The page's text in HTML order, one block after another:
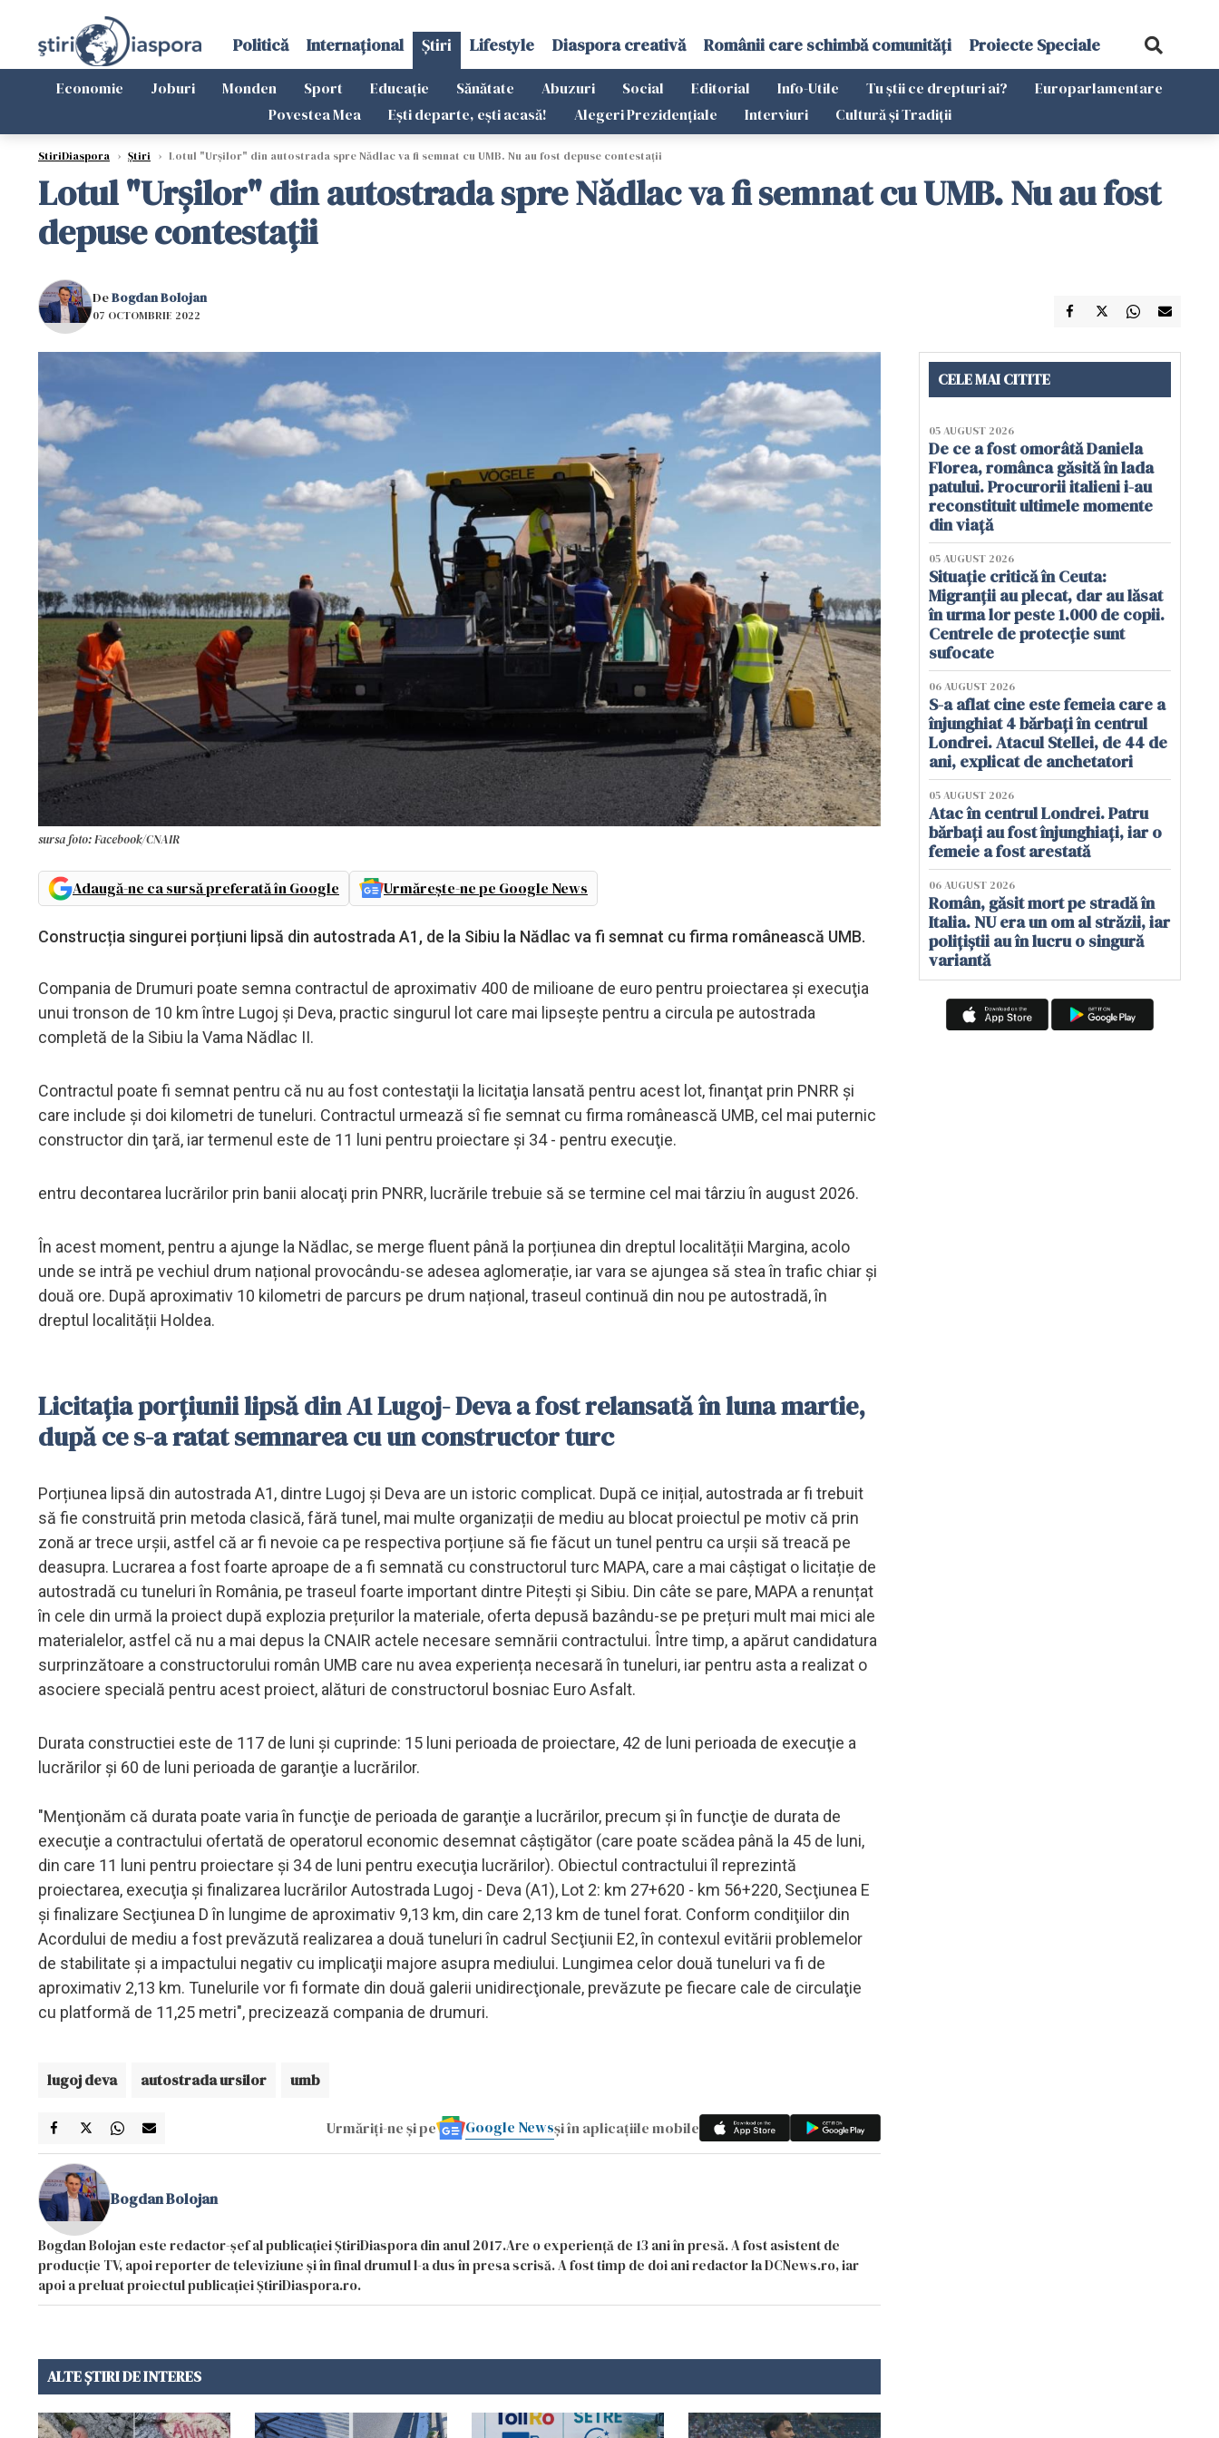
Politică Internațional Știri Lifestyle Diaspora creativă Românii care schimbă comunități Proiecte Speciale
Economie Joburi Monden Sport Educație Sănătate Abuzuri Social Editorial Info-Utile Tu știi ce drepturi ai?
Europarlamentare
Povestea Mea
Ești departe, ești acasă! Alegeri Prezidențiale Interviuri Cultură și Tradiții
StiriDiaspora › Știri › Lotul "Urșilor" din autostrada spre Nădlac va fi semnat cu UMB. Nu au fost depuse contestații
Lotul "Urșilor" din autostrada spre Nădlac va fi semnat cu UMB. Nu au fost
depuse contestații
DeBogdan Bolojan
07 OCTOMBRIE 2022
sursa foto: Facebook/CNAIR
Adaugă-ne ca sursă preferată în Google Urmărește-ne pe Google News
Construcția singurei porțiuni lipsă din autostrada A1, de la Sibiu la Nădlac va fi semnat cu firma românească UMB.
Compania de Drumuri poate semna contractul de aproximativ 400 de milioane de euro pentru proiectarea şi execuţia
unui tronson de 10 km între Lugoj şi Deva, practic singurul lot care mai lipseşte pentru a circula pe autostrada
completă de la Sibiu la Vama Nădlac II.
Contractul poate fi semnat pentru că nu au fost contestaţii la licitaţia lansată pentru acest lot, finanţat prin PNRR şi
care include şi doi kilometri de tuneluri. Contractul urmează sî fie semnat cu firma românească UMB, cel mai puternic
constructor din ţară, iar termenul este de 11 luni pentru proiectare şi 34 - pentru execuţie.
entru decontarea lucrărilor prin banii alocaţi prin PNRR, lucrările trebuie să se termine cel mai târziu în august 2026.
În acest moment, pentru a ajunge la Nădlac, se merge fluent până la porțiunea din dreptul localității Margina, acolo
unde se intră pe vechiul drum național provocându-se adesea aglomerație, iar vara se ajungea să stea în trafic chiar și
două ore. După aproximativ 10 kilometri de parcurs pe drum național, traseul continuă din nou pe autostradă, în
dreptul localității Holdea.
Licitația porțiunii lipsă din A1 Lugoj- Deva a fost relansată în luna martie,
după ce s-a ratat semnarea cu un constructor turc
Porțiunea lipsă din autostrada A1, dintre Lugoj și Deva are un istoric complicat. După ce inițial, autostrada ar fi trebuit
să fie construită prin metoda clasică, fără tunel, mai multe organizații de mediu au blocat proiectul pe motiv că prin
zonă ar trece urșii, astfel că ar fi nevoie ca pe respectiva porțiune să fie făcut un tunel pentru ca urșii să treacă pe
deasupra. Lucrarea a fost foarte aproape de a fi semnată cu constructorul turc MAPA, care a mai câștigat o licitație de
autostradă cu tuneluri în România, pe traseul foarte important dintre Pitești și Sibiu. Din câte se pare, MAPA a renunțat
în cele din urmă la proiect după explozia prețurilor la materiale, oferta depusă bazându-se pe prețuri mult mai mici ale
materialelor, astfel că nu a mai depus la CNAIR actele necesare semnării contractului. Între timp, a apărut candidatura
surprinzătoare a constructorului român UMB care nu avea experiența necesară în tuneluri, iar pentru asta a realizat o
asociere specială pentru acest proiect, alături de constructorul bosniac Euro Asfalt.
Durata constructiei este de 117 de luni şi cuprinde: 15 luni perioada de proiectare, 42 de luni perioada de execuţie a
lucrărilor şi 60 de luni perioada de garanţie a lucrărilor.
"Menţionăm că durata poate varia în funcţie de perioada de garanţie a lucrărilor, precum şi în funcţie de durata de
execuţie a contractului ofertată de operatorul economic desemnat câştigător (care poate scădea până la 45 de luni,
din care 11 luni pentru proiectare şi 34 de luni pentru execuţia lucrărilor). Obiectul contractului îl reprezintă
proiectarea, execuţia şi finalizarea lucrărilor Autostrada Lugoj - Deva (A1), Lot 2: km 27+620 - km 56+220, Secţiunea E
şi finalizare Secţiunea D în lungime de aproximativ 9,13 km, din care 2,13 km de tunel forat. Conform condiţiilor din
Acordului de mediu a fost prevăzută realizarea a două tuneluri în cadrul Secţiunii E2, în contexul evitării problemelor
de stabilitate şi a impactului negativ cu implicaţii majore asupra mediului. Lungimea celor două tuneluri va fi de
aproximativ 2,13 km. Tunelurile vor fi formate din două galerii unidirecţionale, prevăzute pe fiecare cale de circulaţie
cu platformă de 11,25 metri", precizează compania de drumuri.
lugoj deva autostrada ursilor umb
Urmăriți-ne și pe Google Newsși în aplicațiile mobile
Bogdan Bolojan
Bogdan Bolojan este redactor-șef al publicației ȘtiriDiaspora din anul 2017.Are o experiență de 13 ani în presă. A fost asistent de
producție TV, apoi reporter de televiziune și în final drumul l-a dus în presa scrisă. A fost timp de doi ani redactor la DCNews.ro, iar
apoi a preluat proiectul publicației ȘtiriDiaspora.ro.
ALTE ȘTIRI DE INTERES
CELE MAI CITITE
05 AUGUST 2026
De ce a fost omorâtă Daniela
Florea, românca găsită în lada
patului. Procurorii italieni i-au
reconstituit ultimele momente
din viață
05 AUGUST 2026
Situație critică în Ceuta:
Migranții au plecat, dar au lăsat
în urma lor peste 1.000 de copii.
Centrele de protecție sunt
sufocate
06 AUGUST 2026
S-a aflat cine este femeia care a
înjunghiat 4 bărbați în centrul
Londrei. Atacul Stellei, de 44 de
ani, explicat de anchetatori
05 AUGUST 2026
Atac în centrul Londrei. Patru
bărbați au fost înjunghiați, iar o
femeie a fost arestată
06 AUGUST 2026
Român, găsit mort pe stradă în
Italia. NU era un om al străzii, iar
polițiștii au în lucru o singură
variantă